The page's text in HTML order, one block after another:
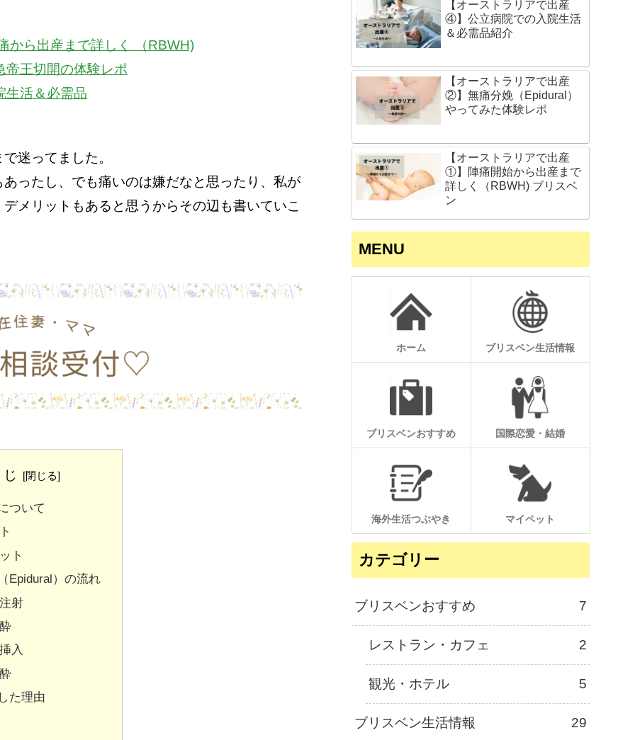
から出産まで詳しく （RBWH)
王切開の体験レポ
活＆必需品
迷ってました。
ったし、でも痛いのは嫌だなと思ったり、私が
メリットもあると思うからその辺も書いていこ
ついて
ト
Epidural）の流れ
射
入
た理由
【オーストラリアで出産
④】公立病院での入院生活
＆必需品紹介
【オーストラリアで出産
②】無痛分娩（Epidural）
やってみた体験レポ
【オーストラリアで出産
①】陣痛開始から出産まで
詳しく（RBWH) ブリスベ
ン
MENU
ホーム ブリスベン生活情報
ブリスベンおすすめ 国際恋愛・結婚
海外生活つぶやき マイペット
カテゴリー
ブリスベンおすすめ 7
レストラン・カフェ 2
観光・ホテル 5
ブリスベン生活情報 29